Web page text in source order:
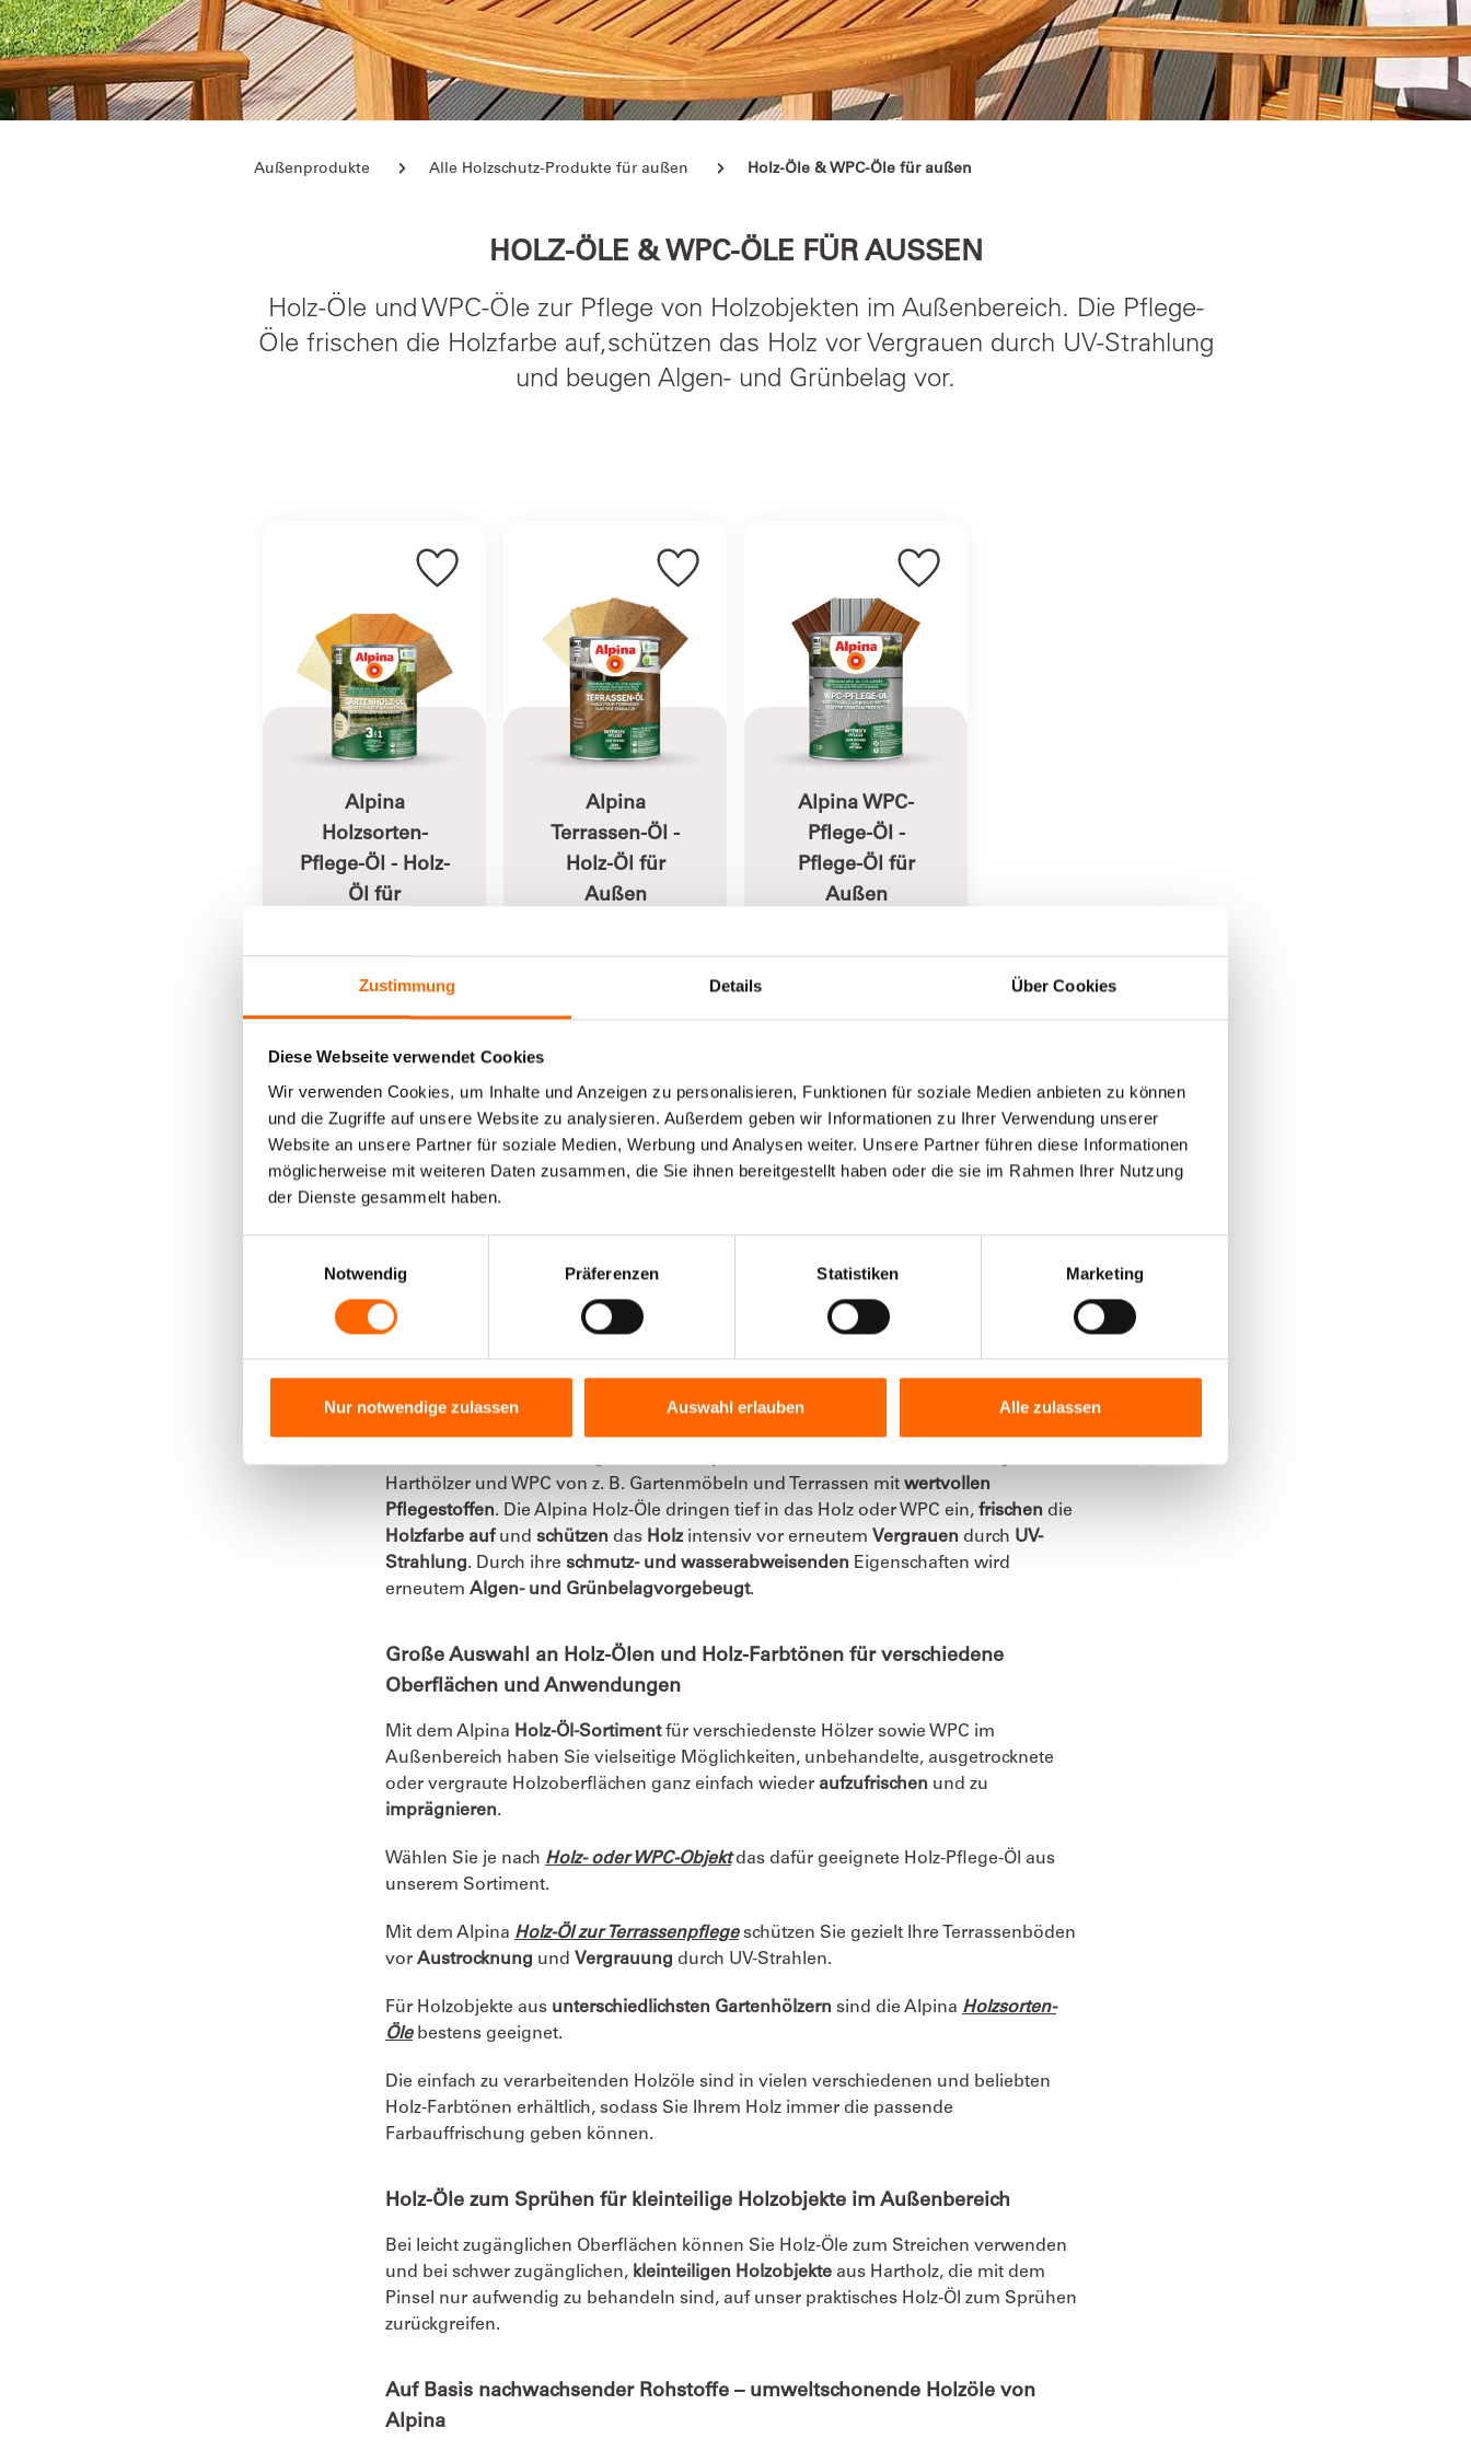
Zustimmung Details Über Cookies
Diese Webseite verwendet Cookies
Wir verwenden Cookies, um Inhalte und Anzeigen zu personalisieren, Funktionen für soziale Medien anbieten zu können
und die Zugriffe auf unsere Website zu analysieren. Außerdem geben wir Informationen zu Ihrer Verwendung unserer
Website an unsere Partner für soziale Medien, Werbung und Analysen weiter. Unsere Partner führen diese Informationen
möglicherweise mit weiteren Daten zusammen, die Sie ihnen bereitgestellt haben oder die sie im Rahmen Ihrer Nutzung
der Dienste gesammelt haben.
Notwendig
Präferenzen Statistiken Marketing
Nur notwendige zulassen Auswahl erlauben Alle zulassen
Außenprodukte Alle Holzschutz-Produkte für außen Holz-Öle & WPC-Öle für außen
HOLZ-ÖLE & WPC-ÖLE FÜR AUSSEN
Holz-Öle und WPC-Öle zur Pflege von Holzobjekten im Außenbereich. Die Pflege-
Öle frischen die Holzfarbe auf,schützen das Holz vor Vergrauen durch UV-Strahlung
und beugen Algen- und Grünbelag vor.
Alpina
Holzsorten-
Pflege-Öl - Holz-
Öl für
Gartenhölzer
3in1 - imprägniert,
frischt auf, pflegt
Alpina
Terrassen-Öl -
Holz-Öl für
Außen
Öl ideal für
Alpina WPC-
Pflege-Öl -
Pflege-Öl für
Außen
WPC-Oberflächen
Alpina Holzöle für eine Auffrischung und Schutz Ihrer
Holzoberflächen
Schützen Sie Ihr Holz und WPC vor Vergrauung und schaffen Sie schöne,
gepflegte Oberflächen
Besonders im Außenbereich ist eine regelmäßige Holzpflege wichtig. Harthölzer sind
zwar relativ unempfindlich gegen Witterungseinflüsse, durch Sonnenstrahlen
können sie aber mit der Zeit vergrauen und reißen. Davor schützen die Alpina
Harthölzer und WPC von z. B. Gartenmöbeln und Terrassen mit wertvollen
Pflegestoffen. Die Alpina Holz-Öle dringen tief in das Holz oder WPC ein, frischen die
Holzfarbe aufund schützen das Holzintensiv vor erneutem Vergrauen durch UV-
Strahlung. Durch ihre schmutz- und wasserabweisenden Eigenschaften wird
erneutem Algen- und Grünbelagvorgebeugt.
Große Auswahl an Holz-Ölen und Holz-Farbtönen für verschiedene
Oberflächen und Anwendungen
Mit dem Alpina Holz-Öl-Sortimentfür verschiedenste Hölzer sowie WPC im
Außenbereich haben Sie vielseitige Möglichkeiten, unbehandelte, ausgetrocknete
oder vergraute Holzoberflächen ganz einfach wieder aufzufrischen und zu
imprägnieren.
Wählen Sie je nach Holz- oder WPC-Objektdas dafür geeignete Holz-Pflege-Öl aus
unserem Sortiment.
Mit dem Alpina Holz-Öl zur Terrassenpflegeschützen Sie gezielt Ihre Terrassenböden
vor Austrocknung und Vergrauung durch UV-Strahlen.
Für Holzobjekte aus unterschiedlichsten Gartenhölzern sind die Alpina Holzsorten-
Ölebestens geeignet.
Die einfach zu verarbeitenden Holzöle sind in vielen verschiedenen und beliebten
Holz-Farbtönen erhältlich, sodass Sie Ihrem Holz immer die passende
Farbauffrischung geben können.
Holz-Öle zum Sprühen für kleinteilige Holzobjekte im Außenbereich
Bei leicht zugänglichen Oberflächen können Sie Holz-Öle zum Streichen verwenden
und bei schwer zugänglichen, kleinteiligen Holzobjekte aus Hartholz, die mit dem
Pinsel nur aufwendig zu behandeln sind, auf unser praktisches Holz-Öl zum Sprühen
zurückgreifen.
Auf Basis nachwachsender Rohstoffe – umweltschonende Holzöle von
Alpina